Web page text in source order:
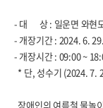
- 대 상 : 일운면 와현
- 개장기간 : 2024. 6.
- 개장시간 : 09:00 ~
* 단, 성수기 (2024. 7.
장애인의 여름철 물놀